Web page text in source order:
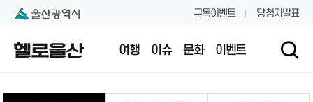
본문 내용 바로가기
대메뉴 바로가기 구독이벤트 당첨자발표
여행 이슈 문화 이벤트